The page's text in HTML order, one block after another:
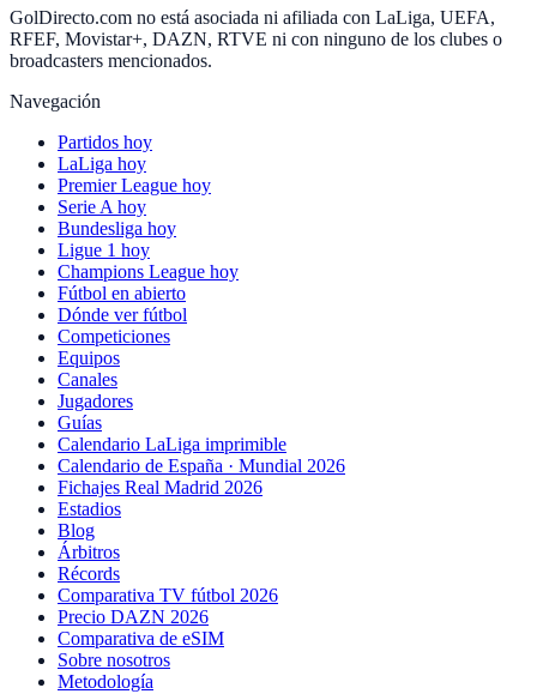
GolDirecto.com no está asociada ni afiliada con LaLiga, UEFA,
RFEF, Movistar+, DAZN, RTVE ni con ninguno de los clubes o
broadcasters mencionados.
Navegación
Partidos hoy
LaLiga hoy
Premier League hoy
Serie A hoy
Bundesliga hoy
Ligue 1 hoy
Champions League hoy
Fútbol en abierto
Dónde ver fútbol
Competiciones
Equipos
Canales
Jugadores
Guías
Calendario LaLiga imprimible
Calendario de España · Mundial 2026
Fichajes Real Madrid 2026
Estadios
Blog
Árbitros
Récords
Comparativa TV fútbol 2026
Precio DAZN 2026
Comparativa de eSIM
Sobre nosotros
Metodología